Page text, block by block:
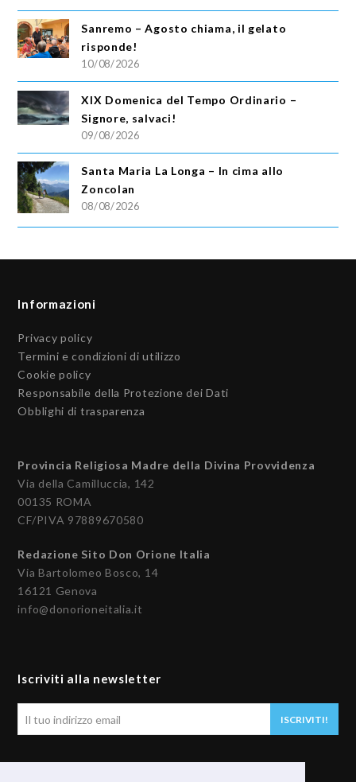
Sanremo – Agosto chiama, il gelato
risponde!
10/08/2026
XIX Domenica del Tempo Ordinario –
Signore, salvaci!
09/08/2026
Santa Maria La Longa – In cima allo
Zoncolan
08/08/2026
Informazioni
Privacy policy
Termini e condizioni di utilizzo
Cookie policy
Responsabile della Protezione dei Dati
Obblighi di trasparenza
Provincia Religiosa Madre della Divina Provvidenza
Via della Camilluccia, 142
00135 ROMA
CF/PIVA 97889670580
Redazione Sito Don Orione Italia
Via Bartolomeo Bosco, 14
16121 Genova
info@donorioneitalia.it
Iscriviti alla newsletter
ISCRIVITI!